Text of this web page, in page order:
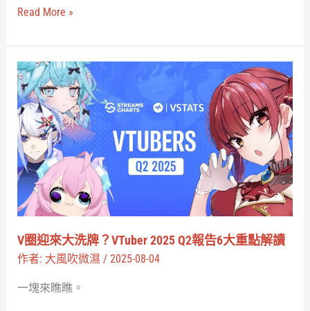
與
AGI
進
化
的
下
一
步？
Read More »
V圈迎來大洗牌？VTuber 2025 Q2報告6大重點解讀
作者: 大風吹微濕 / 2025-08-04
一塊來瞧瞧。
V
圈
迎
來
大
洗
牌？
VTuber
2025
Q2
告